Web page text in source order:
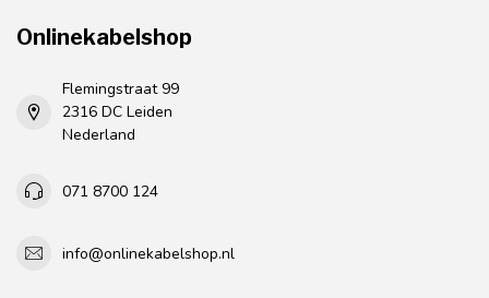
Onlinekabelshop
Flemingstraat 99
2316 DC Leiden
Nederland
071 8700 124
info@onlinekabelshop.nl